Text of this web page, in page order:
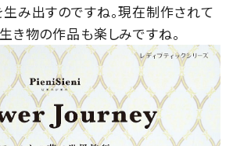
み出すのですね。現在制作されて
き物の作品も楽しみですね。